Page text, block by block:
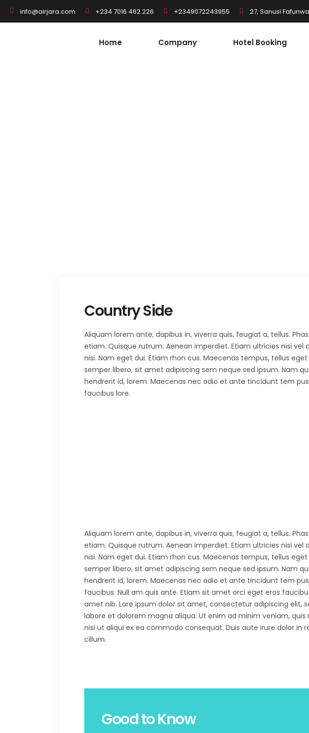
info@airjara.com +234 7016 462 226 +2349072243955 27, Sanusi
Home Company Hotel Booking
Country Side
Aliquam lorem ante, dapibus in, viverra quis, feugiat a, tellus.
etiam. Quisque rutrum. Aenean imperdiet. Etiam ultricies nisi vel
nisi. Nam eget dui. Etiam rhon cus. Maecenas tempus, tellus
semper libero, sit amet adipiscing sem neque sed ipsum. Nam
hendrerit id, lorem. Maecenas nec odio et ante tincidunt tem
faucibus lore.
Aliquam lorem ante, dapibus in, viverra quis, feugiat a, tellus.
etiam. Quisque rutrum. Aenean imperdiet. Etiam ultricies nisi vel
nisi. Nam eget dui. Etiam rhon cus. Maecenas tempus, tellus
semper libero, sit amet adipiscing sem neque sed ipsum. Nam
hendrerit id, lorem. Maecenas nec odio et ante tincidunt tem
faucibus. Null am quis ante. Etiam sit amet orci eget eros
amet nib. Lore ipsum dolor sit amet, consectetur adipiscing elit,
labore et dolorem magna aliqua. Ut enim ad minim veniam,
nisi ut aliqui ex ea commodo consequat. Duis aute irure dolor in
cillum.
Good to Know